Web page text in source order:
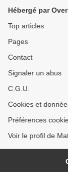
Hébergé par
Top articles
Pages
Contact
Signaler un abus
C.G.U.
Cookies et
Préférences
Voir le profil de